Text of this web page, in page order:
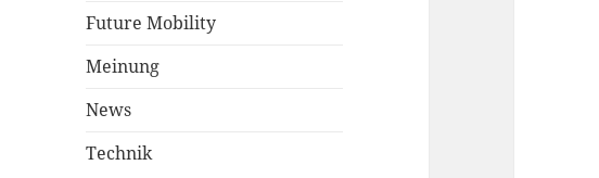
Future Mobility
Meinung
News
Technik